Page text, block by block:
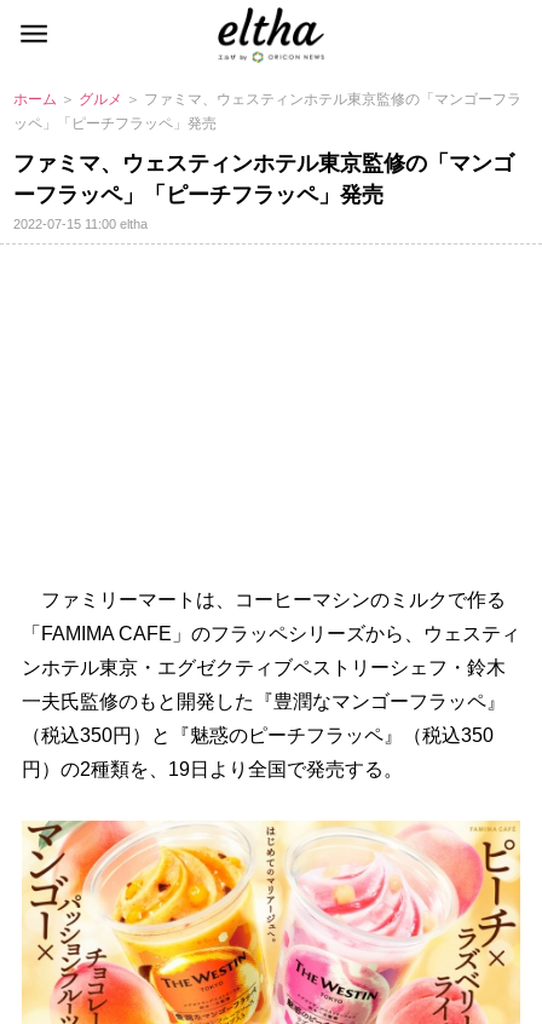
ホーム ＞ グルメ ＞ ファミマ、ウェスティンホテル東京監修の「マンゴーフラ
ッペ」「ピーチフラッペ」発売
ファミマ、ウェスティンホテル東京監修の「マンゴ
ーフラッペ」「ピーチフラッペ」発売
2022-07-15 11:00eltha
ファミリーマートは、コーヒーマシンのミルクで作る
「FAMIMA CAFE」のフラッペシリーズから、ウェスティ
ンホテル東京・エグゼクティブペストリーシェフ・鈴木
一夫氏監修のもと開発した『豊潤なマンゴーフラッペ』
（税込350円）と『魅惑のピーチフラッペ』（税込350
円）の2種類を、19日より全国で発売する。